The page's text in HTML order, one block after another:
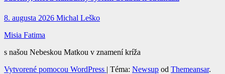
8. augusta 2026 Michal Leško
Misia Fatima
s našou Nebeskou Matkou v znamení kríža
Vytvorené pomocou WordPress | Téma: Newsup od Themeansar.